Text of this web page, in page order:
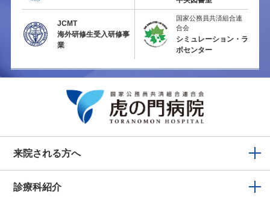
JCMT
海外研修生受入研修事
業
国家公務員共済組合連
合会
シミュレーション・ラ
ボセンター
来院される方へ
診療科紹介